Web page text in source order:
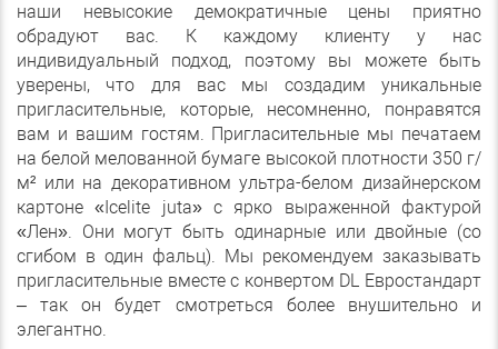
наши невысокие демократичные цены приятно
обрадуют вас. К каждому клиенту у нас
индивидуальный подход, поэтому вы можете быть
уверены, что для вас мы создадим уникальные
пригласительные, которые, несомненно, понравятся
вам и вашим гостям. Пригласительные мы печатаем
на белой мелованной бумаге высокой плотности 350 г/
м² или на декоративном ультра-белом дизайнерском
картоне «Icelite juta» с ярко выраженной фактурой
«Лен». Они могут быть одинарные или двойные (со
сгибом в один фальц). Мы рекомендуем заказывать
пригласительные вместе с конвертом DL Евростандарт
– так он будет смотреться более внушительно и
элегантно.